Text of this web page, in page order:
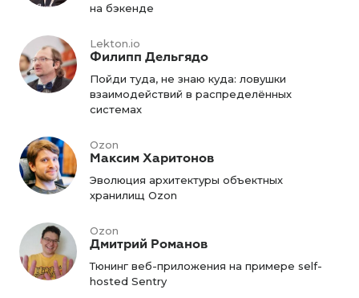
на бэкенде
Lekton.io
Филипп Дельгядо
Пойди туда, не знаю куда: ловушки
взаимодействий в распределённых
системах
Ozon
Максим Харитонов
Эволюция архитектуры объектных
хранилищ Ozon
Ozon
Дмитрий Романов
Тюнинг веб-приложения на примере self-
hosted Sentry